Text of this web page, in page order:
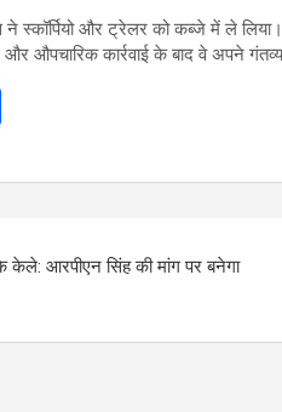
स्कॉर्पियो और ट्रेलर को कब्जे में ले लिया।
औपचारिक कार्रवाई के बाद वे अपने
ar
आरपीएन सिंह की मांग पर बनेगा